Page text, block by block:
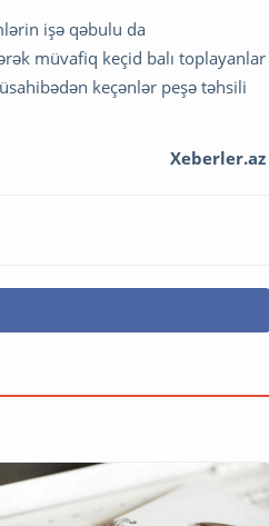
işə qəbulu da
müvafiq keçid balı toplayanlar
keçənlər peşə təhsili
Xeberler.az